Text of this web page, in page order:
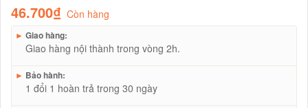
46.700₫ Còn hàng
► Giao hàng:
Giao hàng nội thành trong vòng 2h.
► Bảo hành:
1 đổi 1 hoàn trả trong 30 ngày